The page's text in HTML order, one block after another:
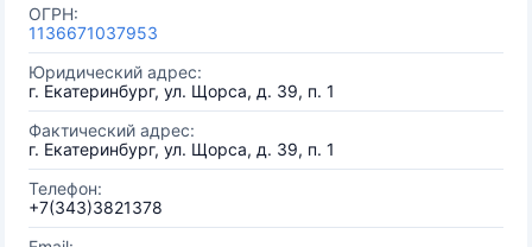
ОГРН:
1136671037953
Юридический адрес:
г. Екатеринбург, ул. Щорса, д. 39, п. 1
Фактический адрес:
г. Екатеринбург, ул. Щорса, д. 39, п. 1
Телефон:
+7(343)3821378